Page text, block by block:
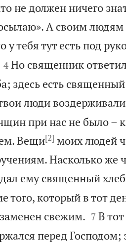
не должен ничего
А своим людям
у тебя тут есть под

4 Но священник
здесь есть
люди
при нас не было –
Вещи[2] моих людей
Насколько же
ему священный хлеб
того, который в тот
свежим.
7 В
перед